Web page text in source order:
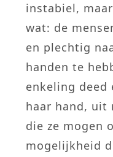
instabiel,
wat: de
en plechtig
handen te
enkeling deed
haar hand, uit
die ze mogen
mogelijkheid